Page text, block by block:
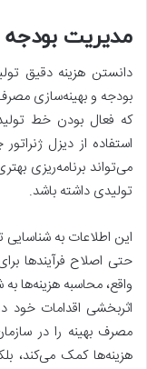
مدیریت
دانستن هزینه دقیق
بودجه و بهینه‌سازی
که فعال بودن خط
استفاده از دیزل
می‌تواند برنامه‌ریزی
تولیدی داشته باشد.
این اطلاعات به
حتی اصلاح فرآیندها
واقع، محاسبه هزینه‌ها
اثربخشی اقدامات خود
مصرف بهینه را در
هزینه‌ها کمک می‌کند،